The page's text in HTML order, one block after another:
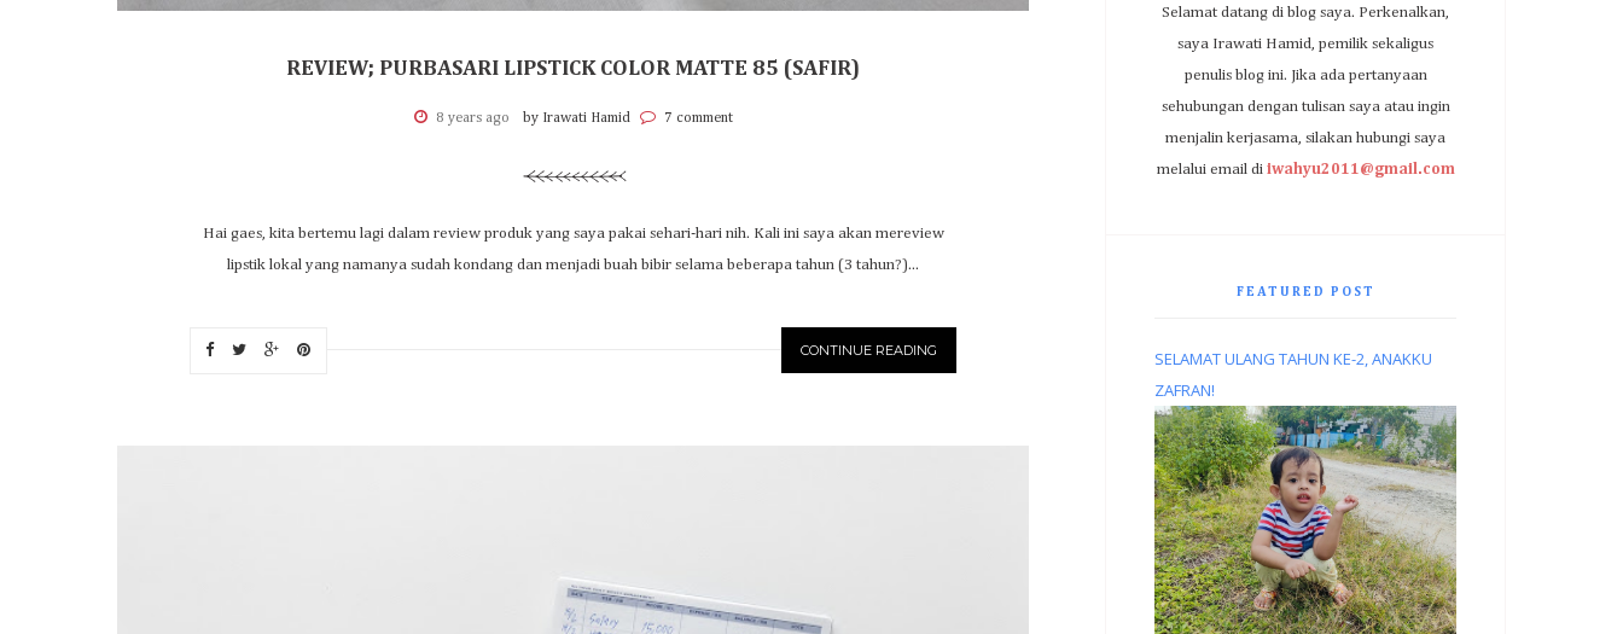
REVIEW; PURBASARI LIPSTICK COLOR MATTE 85 (SAFIR)
8 years ago by Irawati Hamid 7 comment
Hai gaes, kita bertemu lagi dalam review produk yang saya pakai sehari-hari nih. Kali ini saya akan mereview
lipstik lokal yang namanya sudah kondang dan menjadi buah bibir selama beberapa tahun (3 tahun?)...
CONTINUE READING
Selamat datang di blog saya. Perkenalkan,
saya Irawati Hamid, pemilik sekaligus
penulis blog ini. Jika ada pertanyaan
sehubungan dengan tulisan saya atau ingin
menjalin kerjasama, silakan hubungi saya
melalui email di iwahyu2011@gmail.com
FEATURED POST
SELAMAT ULANG TAHUN KE-2, ANAKKU
ZAFRAN!